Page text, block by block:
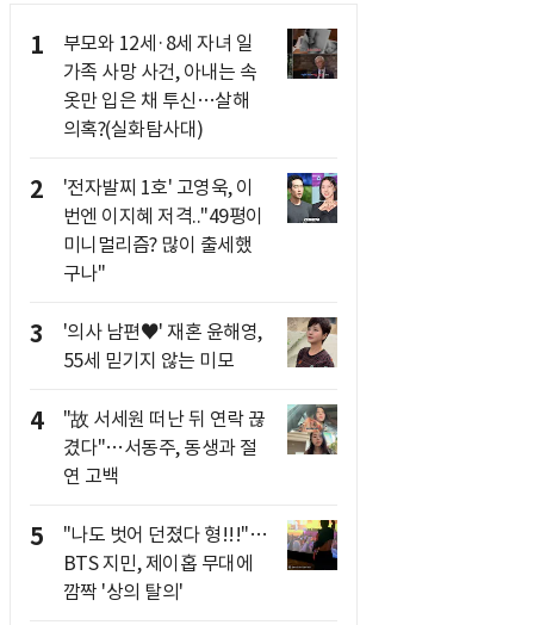
1
부모와 12세·8세 자녀 일
가족 사망 사건, 아내는 속
옷만 입은 채 투신…살해
의혹?(실화탐사대)
2
'전자발찌 1호' 고영욱, 이
번엔 이지혜 저격.."49평이
미니멀리즘? 많이 출세했
구나"
3
'의사 남편♥' 재혼 윤해영,
55세 믿기지 않는 미모
4
"故 서세원 떠난 뒤 연락 끊
겼다"…서동주, 동생과 절
연 고백
5
"나도 벗어 던졌다 형!!!"…
BTS 지민, 제이홉 무대에
깜짝 '상의 탈의'